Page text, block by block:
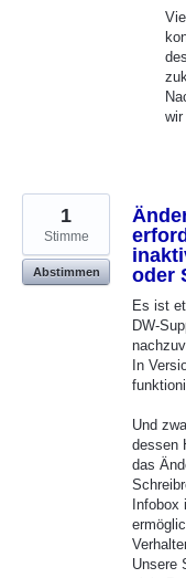
wir
oder
Es ist
DW-
In
Und
dessen
das
Unsere
1
Stimme
Abstimmen